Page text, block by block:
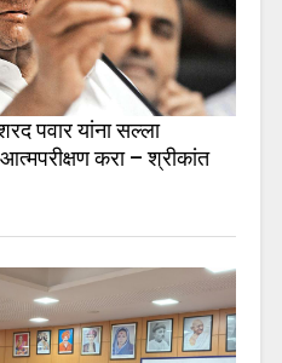
पवार यांना सल्ला
करा – श्रीकांत